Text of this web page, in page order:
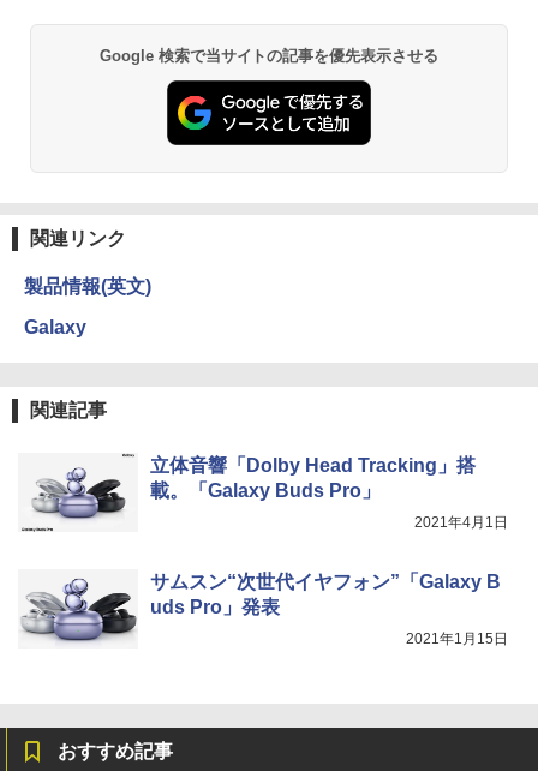
Google 検索で当サイトの記事を優先表示させる
関連リンク
製品情報(英文)
Galaxy
関連記事
立体音響「Dolby Head Tracking」搭
載。「Galaxy Buds Pro」
2021年4月1日
サムスン“次世代イヤフォン”「Galaxy B
uds Pro」発表
2021年1月15日
おすすめ記事